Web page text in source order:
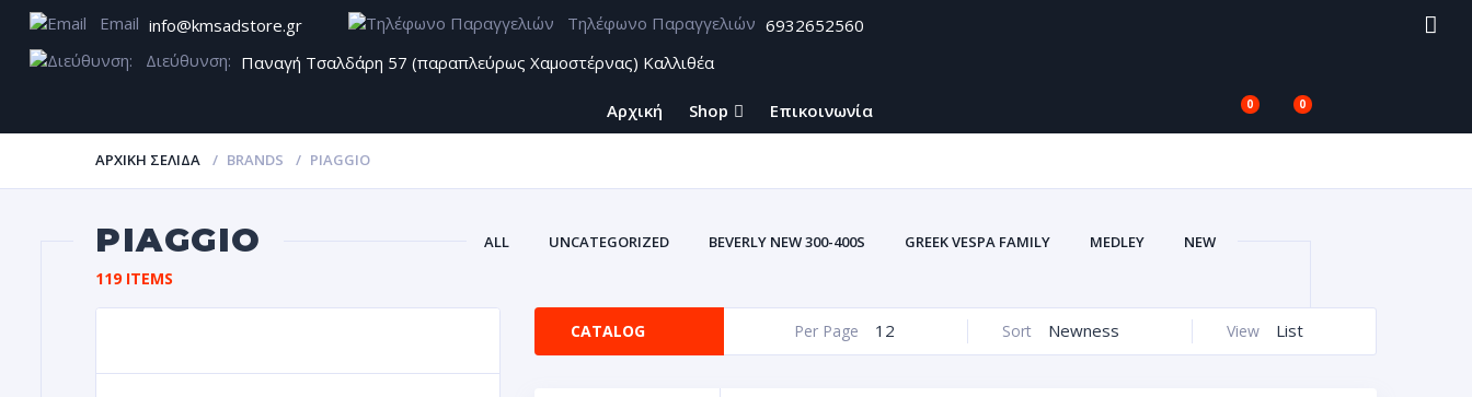
Email info@kmsadstore.gr Τηλέφωνο Παραγγελιών 6932652560
Διεύθυνση: Παναγή Τσαλδάρη 57 (παραπλεύρως Χαμοστέρνας) Καλλιθέα
Αρχική Shop Επικοινωνία 0 0
ΑΡΧΙΚΉ ΣΕΛΊΔΑ BRANDS PIAGGIO
PIAGGIO ALL UNCATEGORIZED BEVERLY NEW 300-400S GREEK VESPA FAMILY MEDLEY
NEW
ΑΥΤΟΚΌΛΛΗΤΕΣ ΕΤΙΚΈΤΕΣ ΤΑΙΝΊΕΣ ΓΙΑ ΖΆΝΤΕΣ ΣΜΆΛΤΟΥ(ΚΡΎΣΤΑΛΛΟΣ)
ΖΆΝΤΕΣ ΑΥΤΟΚΌΛΛΗΤΑ UV
119 ITEMS
CATALOG View List
Sort Newness
Per Page 12